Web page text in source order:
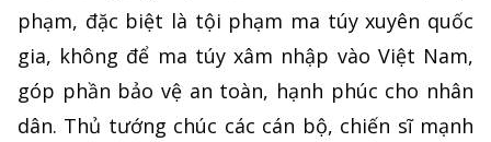
phạm, đặc biệt là tội phạm ma túy xuyên quốc
gia, không để ma túy xâm nhập vào Việt Nam,
góp phần bảo vệ an toàn, hạnh phúc cho nhân
dân. Thủ tướng chúc các cán bộ, chiến sĩ mạnh